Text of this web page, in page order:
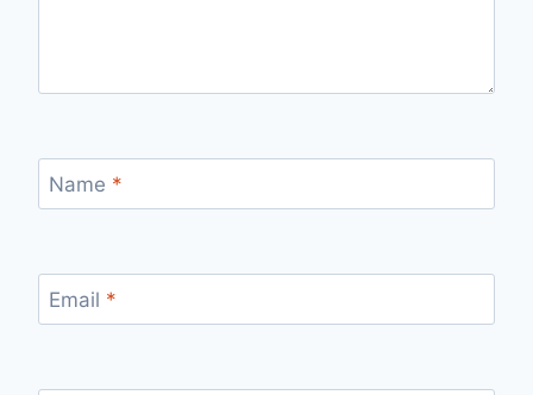
Name *
Email *